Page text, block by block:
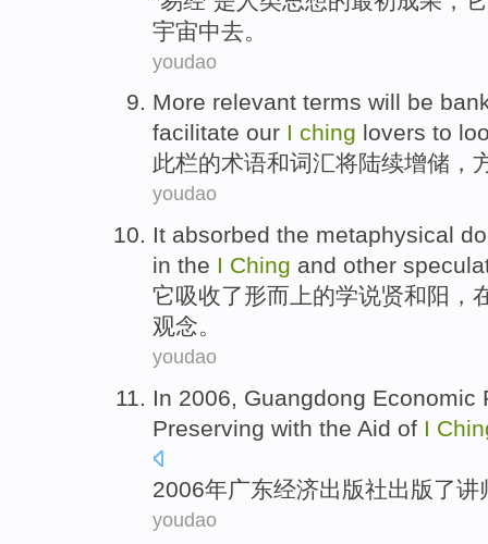
宇宙中去。
youdao
More relevant terms will be
facilitate our I ching lovers to
此栏的术语和词汇将陆续增储 ，
youdao
It absorbed the metaphysical
in the I Ching and other
它吸收了形而上的学说贤和 阳 ，
观念。
youdao
In 2006, Guangdong Economic
Preserving with the Aid of I
2006年广东经济出版社出版了讲
youdao